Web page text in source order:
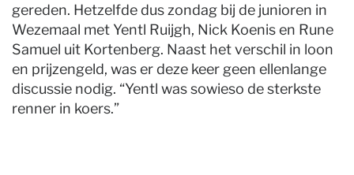
gereden. Hetzelfde dus zondag bij de junioren in
Wezemaal met Yentl Ruijgh, Nick Koenis en Rune
Samuel uit Kortenberg. Naast het verschil in loon
en prijzengeld, was er deze keer geen ellenlange
discussie nodig. “Yentl was sowieso de sterkste
renner in koers.”